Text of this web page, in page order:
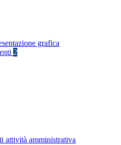
grafica
2
attività amministrativa